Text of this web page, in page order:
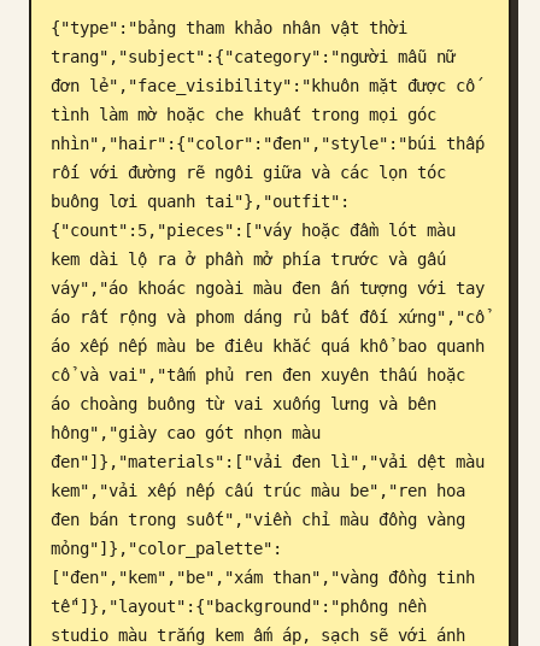
Cập nhật
{"type":"bảng tham khảo nhân vật thời
trang","subject":{"category":"người mẫu nữ
đơn lẻ","face_visibility":"khuôn mặt được cố
tình làm mờ hoặc che khuất trong mọi góc
nhìn","hair":{"color":"đen","style":"búi thấp
rối với đường rẽ ngôi giữa và các lọn tóc
buông lơi quanh tai"},"outfit":
{"count":5,"pieces":["váy hoặc đầm lót màu
kem dài lộ ra ở phần mở phía trước và gấu
váy","áo khoác ngoài màu đen ấn tượng với tay
áo rất rộng và phom dáng rủ bất đối xứng","cổ
áo xếp nếp màu be điêu khắc quá khổ bao quanh
cổ và vai","tấm phủ ren đen xuyên thấu hoặc
áo choàng buông từ vai xuống lưng và bên
hông","giày cao gót nhọn màu
đen"]},"materials":["vải đen lì","vải dệt màu
kem","vải xếp nếp cấu trúc màu be","ren hoa
đen bán trong suốt","viền chỉ màu đồng vàng
mỏng"]},"color_palette":
["đen","kem","be","xám than","vàng đồng tinh
tế"]},"layout":{"background":"phông nền
studio màu trắng kem ấm áp, sạch sẽ với ánh